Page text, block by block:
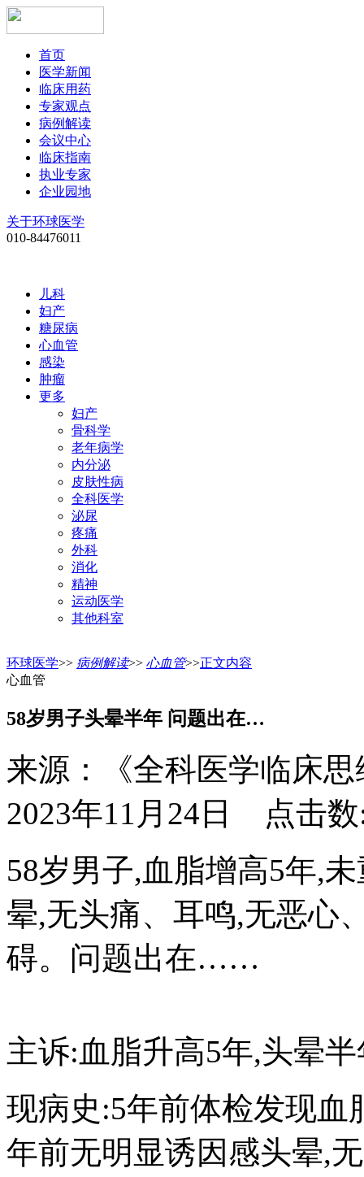
首页
医学新闻
临床用药
专家观点
病例解读
会议中心
临床指南
执业专家
企业园地
关于环球医学
010-84476011
儿科
妇产
糖尿病
心血管
感染
肿瘤
更多
妇产
骨科学
老年病学
内分泌
皮肤性病
全科医学
泌尿
疼痛
外科
消化
精神
运动医学
其他科室
环球医学>> 病例解读>> 心血管>>正文内容
心血管
58岁男子头晕半年 问题出在…
来源：《全科医学临床
2023年11月24日 点击
58岁男子,血脂增高5年,
晕,无头痛、耳鸣,无恶心
碍。问题出在……
主诉:血脂升高5年,头晕
现病史:5年前体检发现血
年前无明显诱因感头晕,